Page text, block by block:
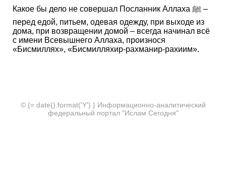
Какое бы дело не совершал Посланник Аллаха ﷺ –
перед едой, питьем, одевая одежду, при выходе из
дома, при возвращении домой – всегда начинал всё
с имени Всевышнего Аллаха, произнося
«Бисмиллях», «Бисмилляхир-рахманир-рахиим».
© {= date().format('Y') } Информационно-аналитический
федеральный портал "Ислам Сегодня"